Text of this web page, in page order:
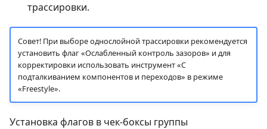
трассировки.
Совет! При выборе однослойной трассировки рекомендуется
установить флаг «Ослабленный контроль зазоров» и для
корректировки использовать инструмент «С
подталкиванием компонентов и переходов» в режиме
«Freestyle».
Установка флагов в чек-боксы группы